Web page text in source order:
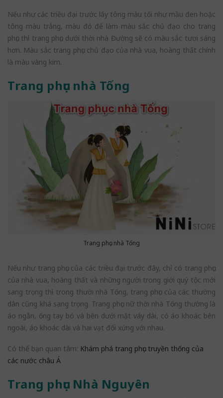
Nếu như các triều đại trước lấy tông màu tối như mầu đen hoặc
tông màu trắng, màu đỏ để làm màu sắc chủ đạo cho trang
phục thì trang phục dưới thời nhà Đường sẽ có màu sắc tươi sáng
hơn. Màu sắc trang phục chủ đạo của nhà vua, hoàng thất chính
là màu vàng kim.
Trang phục nhà Tống
Trang phục nhà Tống
Nếu như trang phục của các triều đại trước đây, chỉ có trang phục
của nhà vua, hoàng thất và những người trong giới quý tộc mới
sang trọng thì trong thười nhà Tống, trang phục của các thường
dân cũng khá sang trọng. Trang phục nữ thời nhà Tống thường là
áo ngắn, ống tay bó và bên dưới mặt váy dài, có áo khoác bên
ngoài, áo khoác dài và hai vạt đối xứng với nhau.
Có thể bạn quan tâm: Khám phá trang phục truyền thống của
các nước châu Á
Trang phục Nhà Nguyên